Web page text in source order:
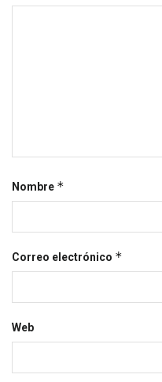
Nombre *
Correo electrónico *
Web